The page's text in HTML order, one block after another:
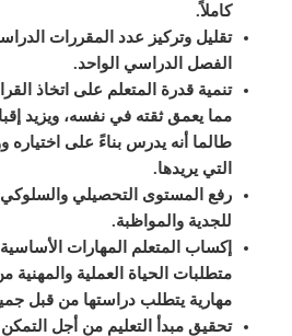
كاملاً.
تقليل وتركيز عدد
المقررات
الفصل الدراسي الواحد.
تنمية قدرة المتعلم على اتخاذ
مما يعمق ثقته في نفسه، ويزيد
طالما أنه يدرس بناءً على
التي يريدها.
رفع المستوى التحصيلي والسلوكي
للجدية والمواظبة.
إكساب المتعلم المهارات
متطلبات الحياة العملية
مهارية يتطلب دراستها من قبل
تحقيق مبدأ
التعليم من أجل التمكن